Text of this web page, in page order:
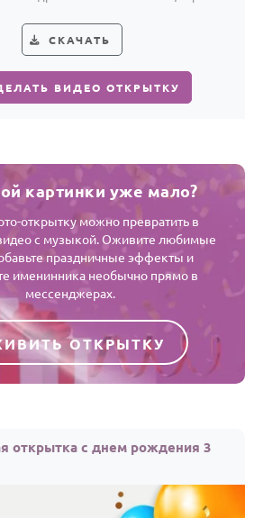
СКАЧАТЬ
ВИДЕО ОТКРЫТКУ
картинки уже мало?
открытку можно превратить в
с музыкой. Оживите любимые
праздничные эффекты и
именинника необычно прямо в
мессенджерах.
ОТКРЫТКУ
открытка с днем рождения 3